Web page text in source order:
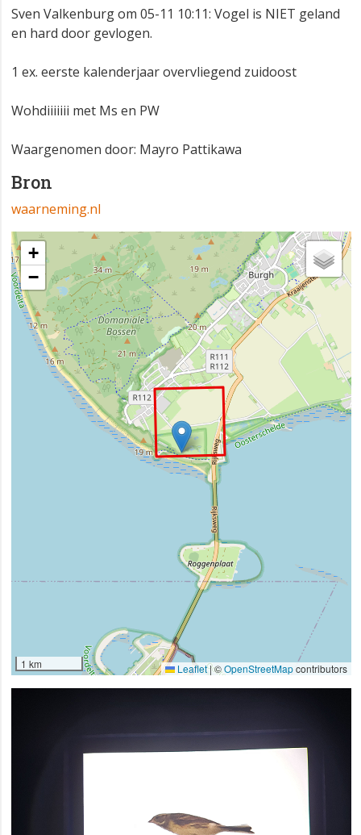
Sven Valkenburg om 05-11 10:11: Vogel is NIET geland
en hard door gevlogen.
1 ex. eerste kalenderjaar overvliegend zuidoost
Wohdiiiiiii met Ms en PW
Waargenomen door: Mayro Pattikawa
Bron
waarneming.nl
+
−
1 km Leaflet|©OpenStreetMapcontributors